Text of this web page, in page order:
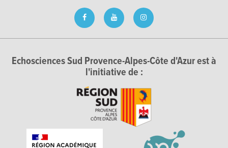
Echosciences Sud Provence-Alpes-Côte d'Azur est à
l'initiative de :